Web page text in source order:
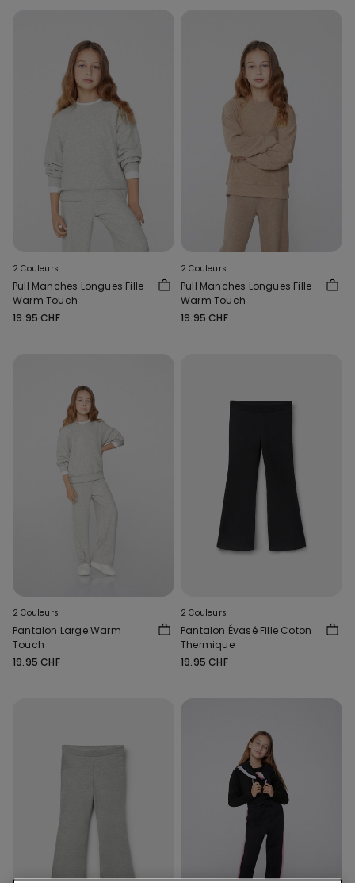
2 Couleurs
Pull Manches Longues Fille
Warm Touch
19.95 CHF
2 Couleurs
Pull Manches Longues Fille
Warm Touch
19.95 CHF
2 Couleurs
Pantalon Large Warm
Touch
19.95 CHF
2 Couleurs
Pantalon Évasé Fille Coton
Thermique
19.95 CHF